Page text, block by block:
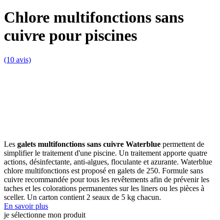
Chlore multifonctions sans
cuivre pour piscines
(10 avis)
Les galets multifonctions sans cuivre Waterblue permettent de
simplifier le traitement d'une piscine. Un traitement apporte quatre
actions, désinfectante, anti-algues, floculante et azurante. Waterblue
chlore multifonctions est proposé en galets de 250. Formule sans
cuivre recommandée pour tous les revêtements afin de prévenir les
taches et les colorations permanentes sur les liners ou les pièces à
sceller. Un carton contient 2 seaux de 5 kg chacun.
En savoir plus
je sélectionne mon produit